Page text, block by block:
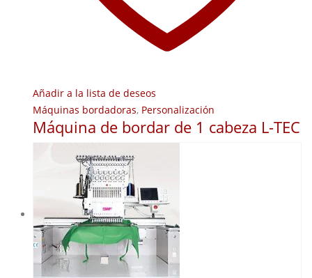
Añadir a la lista de deseos
Máquinas bordadoras, Personalización
Máquina de bordar de 1 cabeza L-TEC